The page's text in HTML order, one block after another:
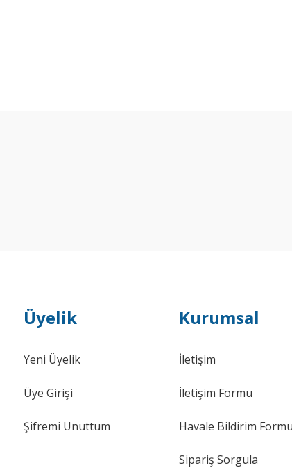
Üyelik
Yeni Üyelik
Üye Girişi
Şifremi Unuttum
Kurumsal
İletişim
İletişim Formu
Havale Bildirim Formu
Sipariş Sorgula